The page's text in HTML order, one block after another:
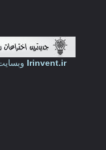
Irinvent.irوبسایت